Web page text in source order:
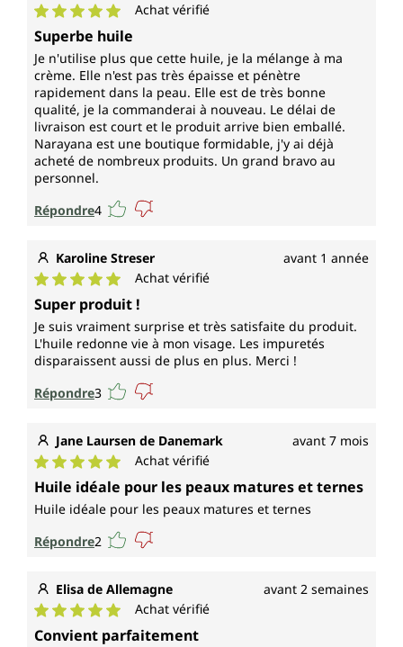
Note moyenne de 5 sur 5 étoiles
Achat vérifié
Superbe huile
Je n'utilise plus que cette huile, je la mélange à ma
crème. Elle n'est pas très épaisse et pénètre
rapidement dans la peau. Elle est de très bonne
qualité, je la commanderai à nouveau. Le délai de
livraison est court et le produit arrive bien emballé.
Narayana est une boutique formidable, j'y ai déjà
acheté de nombreux produits. Un grand bravo au
personnel.
Répondre4
Karoline Streser avant 1 année
Note moyenne de 5 sur 5 étoiles
Achat vérifié
Super produit !
Je suis vraiment surprise et très satisfaite du produit.
L'huile redonne vie à mon visage. Les impuretés
disparaissent aussi de plus en plus. Merci !
Répondre3
Jane Laursen de Danemark avant 7 mois
Note moyenne de 5 sur 5 étoiles
Achat vérifié
Huile idéale pour les peaux matures et ternes
Huile idéale pour les peaux matures et ternes
Répondre2
Elisa de Allemagne avant 2 semaines
Note moyenne de 5 sur 5 étoiles
Achat vérifié
Convient parfaitement